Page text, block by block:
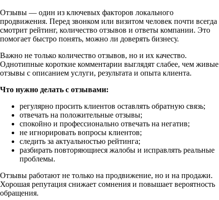
Отзывы — один из ключевых факторов локального
продвижения. Перед звонком или визитом человек почти всегда
смотрит рейтинг, количество отзывов и ответы компании. Это
помогает быстро понять, можно ли доверять бизнесу.
Важно не только количество отзывов, но и их качество.
Однотипные короткие комментарии выглядят слабее, чем живые
отзывы с описанием услуги, результата и опыта клиента.
Что нужно делать с отзывами:
регулярно просить клиентов оставлять обратную связь;
отвечать на положительные отзывы;
спокойно и профессионально отвечать на негатив;
не игнорировать вопросы клиентов;
следить за актуальностью рейтинга;
разбирать повторяющиеся жалобы и исправлять реальные
проблемы.
Отзывы работают не только на продвижение, но и на продажи.
Хорошая репутация снижает сомнения и повышает вероятность
обращения.